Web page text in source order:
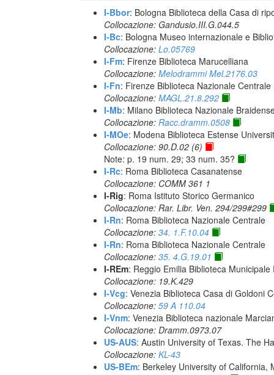
I-Bbor: Bologna Biblioteca della Casa di
Collocazione: Gandusio.III.G.044.5
I-Bc: Bologna Museo internazionale e
Collocazione: Lo.05769
I-Fm: Firenze Biblioteca Marucelliana
Collocazione: Melodrammi Mel.2176.03
I-Fn: Firenze Biblioteca Nazionale Centrale
Collocazione: MAGL.21.8.292
I-Mb: Milano Biblioteca Nazionale
Collocazione: Racc.dramm.0508
I-MOe: Modena Biblioteca Estense
Collocazione: 90.D.02 (6)
Note: p. 19 num. 29; 33 num. 35?
I-Rc: Roma Biblioteca Casanatense
Collocazione: COMM 361 1
I-Rig: Roma Istituto Storico Germanico
Collocazione: Rar. Libr. Ven. 294/299#299
I-Rn: Roma Biblioteca Nazionale Centrale
Collocazione: 34. 1.F.10.04
I-Rn: Roma Biblioteca Nazionale Centrale
Collocazione: 35. 4.G.19.01
I-REm: Reggio Emilia Biblioteca Municipale
Collocazione: 19.K.429
I-Vcg: Venezia Biblioteca Casa di Goldoni
Collocazione: 59 A 110.04
I-Vnm: Venezia Biblioteca nazionale
Collocazione: Dramm.0973.07
US-AUS: Austin University of Texas. The
Collocazione: KL-43
US-BEm: Berkeley University of California,